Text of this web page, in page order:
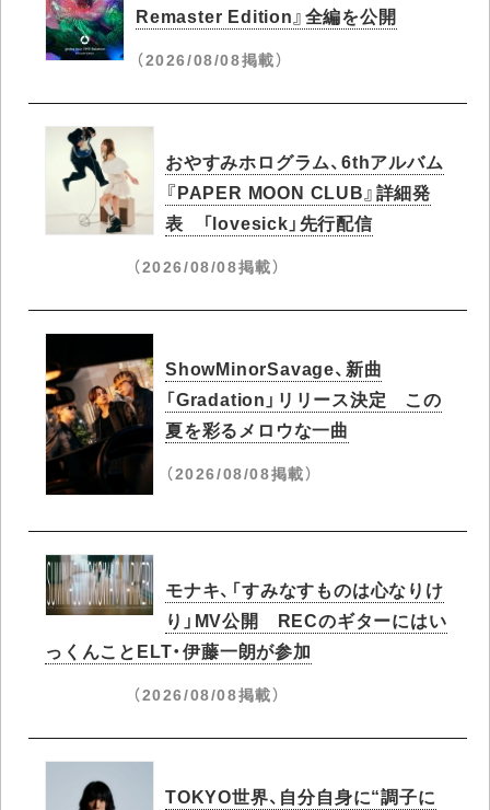
Remaster Edition』全編を公開
（2026/08/08掲載）
おやすみホログラム、6thアルバム
『PAPER MOON CLUB』詳細発
表 「lovesick」先行配信
（2026/08/08掲載）
ShowMinorSavage、新曲
「Gradation」リリース決定 この
夏を彩るメロウな一曲
（2026/08/08掲載）
モナキ、「すみなすものは心なりけ
り」MV公開 RECのギターにはい
っくんことELT・伊藤一朗が参加
（2026/08/08掲載）
TOKYO世界、自分自身に“調子に